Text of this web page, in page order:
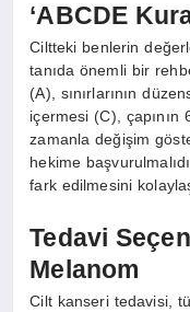
‘ABCDE
Ciltteki benlerin
tanıda önemli bir
(A), sınırlarının
içermesi (C), çapının
zamanla değişim
hekime
fark edilmesini
Tedavi
Melanom
Cilt kanseri tedavisi,